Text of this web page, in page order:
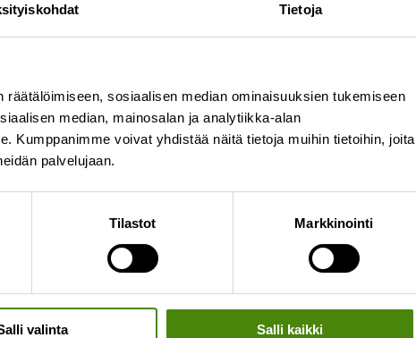
Tietoja
sosiaalisen median ominaisuuksien tukemiseen
median, mainosalan ja analytiikka-alan
Kumppanimme voivat yhdistää näitä tietoja muihin tietoihin, joita
palvelujaan.
Tilastot Markkinointi
valinta Salli kaikki
Raahen jätehuollon
kokosimme jätelautakunnan, Vestian hallituksen sekä
jossa avasimme Raahen tämänhetkistä
jätehuollon tulevaisuuden järjestämiseksi. Tilaisuudessa
kysymyksiä ja näkökulmia